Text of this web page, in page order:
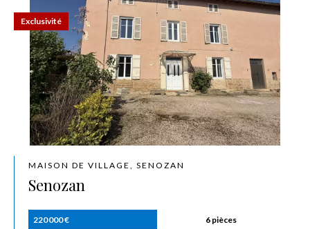
MAISON DE VILLAGE, SENOZAN
Senozan
220 000 €
6 pièces
Exclusivité